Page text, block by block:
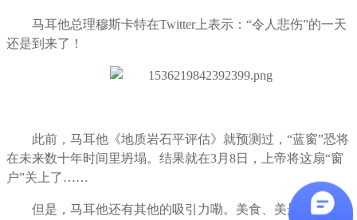
马耳他总理穆斯卡特在Twitter上表示：“令人悲伤”的一天
还是到来了！
此前，马耳他《地质岩石平评估》就预测过，“蓝窗”恐将
在未来数十年时间里坍塌。结果就在3月8日，上帝将这扇“窗
户”关上了……
但是，马耳他还有其他的吸引力嘞。美食、美景、还有